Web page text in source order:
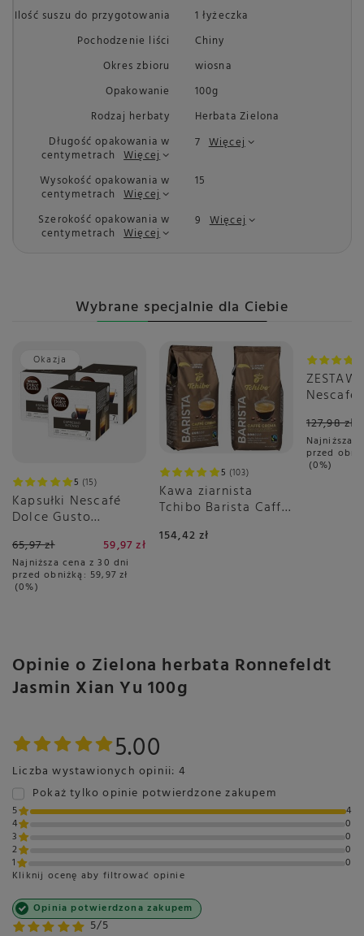
Ilość suszu do przygotowania
1 łyżeczka
Pochodzenie liści
Chiny
Okres zbioru
wiosna
Opakowanie
100g
Rodzaj herbaty
Herbata Zielona
Długość opakowania w
centymetrach Więcej
7 Więcej
Wysokość opakowania w
centymetrach Więcej
15
Szerokość opakowania w
centymetrach Więcej
9 Więcej
Wybrane specjalnie dla Ciebie
Okazja
5 15
Kapsułki Nescafé
Dolce Gusto
3x16 sztuk
65,97 zł 59,97 zł
Najniższa cena z 30 dni
przed obniżką: 59,97 zł
0%
5 103
Kawa ziarnista
Tchibo Barista Caffé
154,42 zł
Okazja
Nescafé
6x16
127,98 zł
Najniższa
przed
0%
Opinie o Zielona herbata Ronnefeldt
Jasmin Xian Yu 100g
5.00
Liczba wystawionych opinii: 4
Pokaż tylko opinie potwierdzone zakupem
5
4
4
0
3
0
2
0
1
0
Kliknij ocenę aby filtrować opinie
5/5
Opinia potwierdzona zakupem